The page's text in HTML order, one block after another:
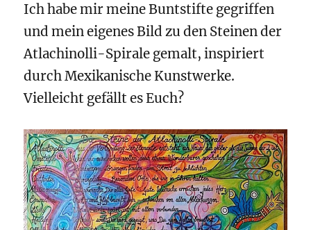
Ich habe mir meine Buntstifte gegriffen
und mein eigenes Bild zu den Steinen der
Atlachinolli-Spirale gemalt, inspiriert
durch Mexikanische Kunstwerke.
Vielleicht gefällt es Euch?